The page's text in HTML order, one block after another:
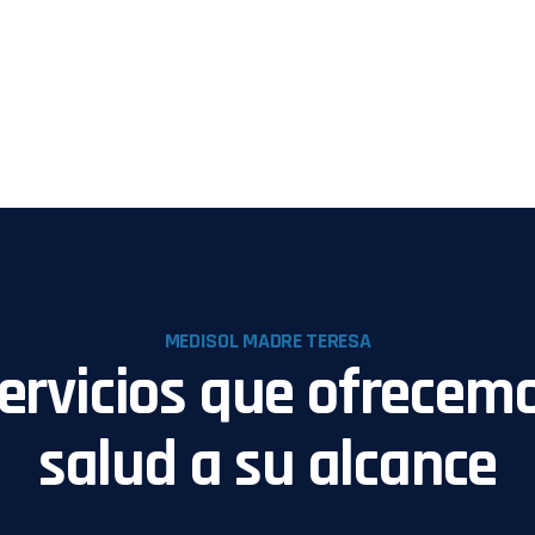
MEDISOL MADRE TERESA
que
salud a su alcance